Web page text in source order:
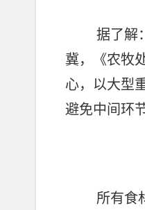
据了解
冀，《农牧
心，以大型
避免中间环
所有食